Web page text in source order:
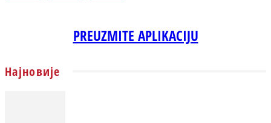
PREUZMITE APLIKACIJU
Најновије